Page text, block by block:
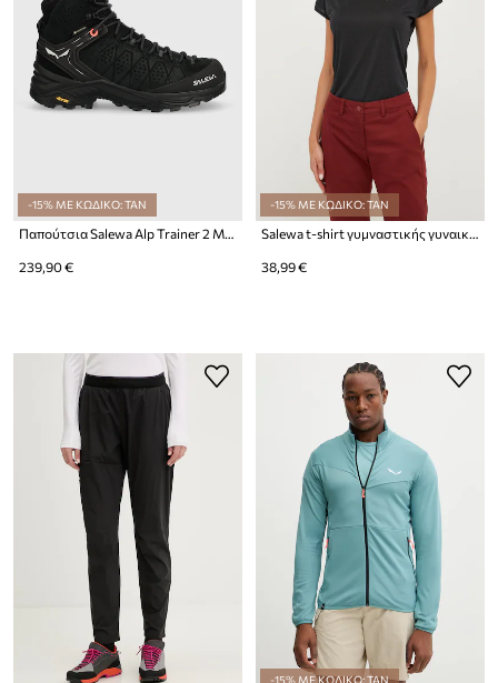
-15% ΜΕ ΚΩΔΙΚΟ: TAN
Παπούτσια Salewa Alp Trainer 2 Mid GTX
239,90 €
-15% ΜΕ ΚΩΔΙΚΟ: TAN
Salewa t-shirt γυμναστικής γυναικείο Puez Melange Dry
38,99 €
-15% ΜΕ ΚΩΔΙΚΟ: TAN